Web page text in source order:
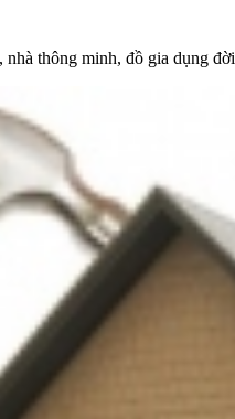
thông minh, đồ gia dụng